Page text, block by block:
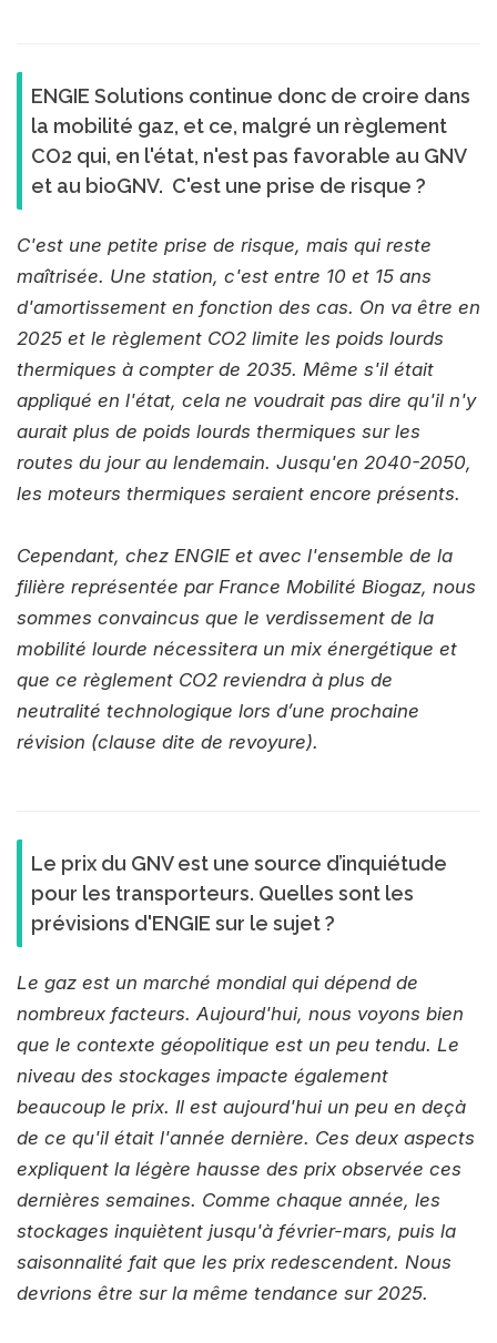
ENGIE Solutions continue donc de croire dans
la mobilité gaz, et ce, malgré un règlement
CO2 qui, en l'état, n'est pas favorable au GNV
et au bioGNV. C'est une prise de risque ?
C'est une petite prise de risque, mais qui reste
maîtrisée. Une station, c'est entre 10 et 15 ans
d'amortissement en fonction des cas. On va être en
2025 et le règlement CO2 limite les poids lourds
thermiques à compter de 2035. Même s'il était
appliqué en l'état, cela ne voudrait pas dire qu'il n'y
aurait plus de poids lourds thermiques sur les
routes du jour au lendemain. Jusqu'en 2040-2050,
les moteurs thermiques seraient encore présents.
Cependant, chez ENGIE et avec l'ensemble de la
filière représentée par France Mobilité Biogaz, nous
sommes convaincus que le verdissement de la
mobilité lourde nécessitera un mix énergétique et
que ce règlement CO2 reviendra à plus de
neutralité technologique lors d’une prochaine
révision (clause dite de revoyure).
Le prix du GNV est une source d’inquiétude
pour les transporteurs. Quelles sont les
prévisions d'ENGIE sur le sujet ?
Le gaz est un marché mondial qui dépend de
nombreux facteurs. Aujourd'hui, nous voyons bien
que le contexte géopolitique est un peu tendu. Le
niveau des stockages impacte également
beaucoup le prix. Il est aujourd'hui un peu en deçà
de ce qu'il était l'année dernière. Ces deux aspects
expliquent la légère hausse des prix observée ces
dernières semaines. Comme chaque année, les
stockages inquiètent jusqu'à février-mars, puis la
saisonnalité fait que les prix redescendent. Nous
devrions être sur la même tendance sur 2025.